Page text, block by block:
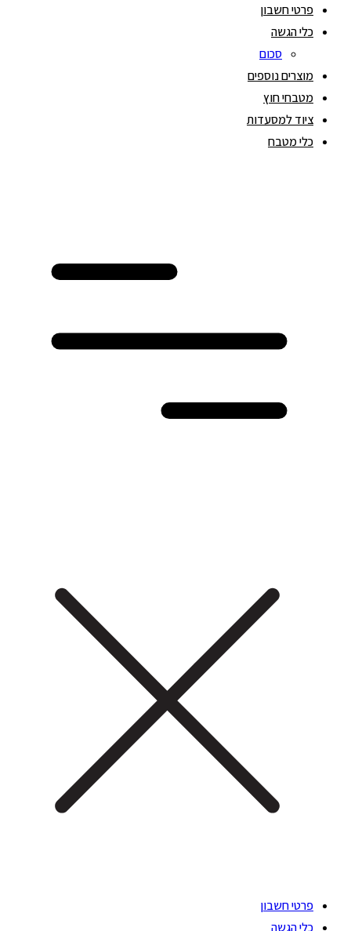
פרטי חשבון
כלי הגשה
סכום
מוצרים נוספים
מטבחי חוץ
ציוד למסעדות
כלי מטבח
פרטי חשבון
כלי הגשה